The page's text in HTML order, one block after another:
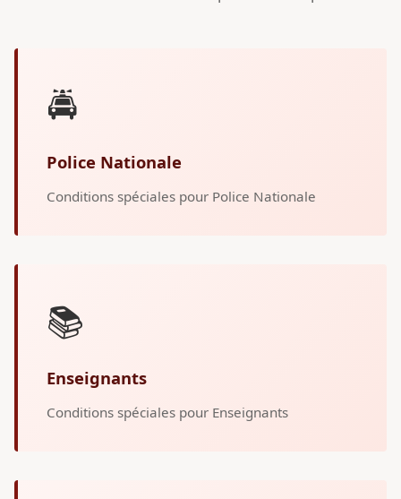
🚔
Police Nationale
Conditions spéciales pour Police Nationale
📚
Enseignants
Conditions spéciales pour Enseignants